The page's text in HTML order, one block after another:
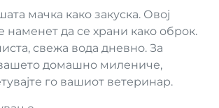
мачка како закуска. Овој
наменет да се храни како оброк.
свежа вода дневно. За
вашето домашно милениче,
го вашиот ветеринар.